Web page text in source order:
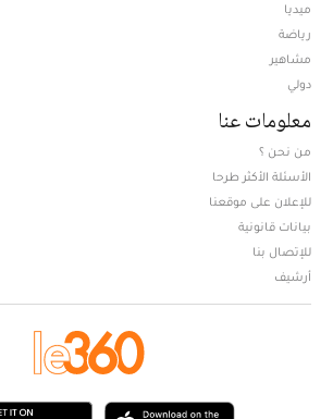
ميديا
رياضة
مشاهير
دولي
معلومات عنا
من نحن ؟
الأسئلة الأكثر طرحا
للإعلان على موقعنا
بيانات قانونية
للإتصال بنا
أرشيف